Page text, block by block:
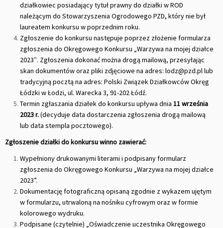
działkowiec posiadający tytuł prawny do działki w ROD
należącym do Stowarzyszenia Ogrodowego PZD, który nie był
laureatem konkursu w poprzednim roku.
Zgłoszenie do konkursu następuje poprzez złożenie formularza
zgłoszenia do Okręgowego Konkursu „Warzywa na mojej działce
2023″. Zgłoszenia dokonać można drogą mailową, przesyłając
skan dokumentów oraz pliki zdjęciowe na adres: lodz@pzd.pl lub
tradycyjną pocztą na adres: Polski Związek Działkowców Okręg
Łódzki w Łodzi, ul. Warecka 3, 91-202 Łódź.
Termin zgłaszania działek do konkursu upływa dnia 11 września
2023 r.(decyduje data dostarczenia zgłoszenia drogą mailową
lub data stempla pocztowego).
Zgłoszenie działki do konkursu winno zawierać:
Wypełniony drukowanymi literami i podpisany formularz
zgłoszenia do Okręgowego Konkursu „Warzywa na mojej działce
2023”.
Dokumentację fotograficzną opisaną zgodnie z wykazem ujętym
w formularzu, utrwaloną na nośniku cyfrowym oraz w formie
kolorowego wydruku.
Podpisane (czytelnie) „Oświadczenie uczestnika Okręgowego